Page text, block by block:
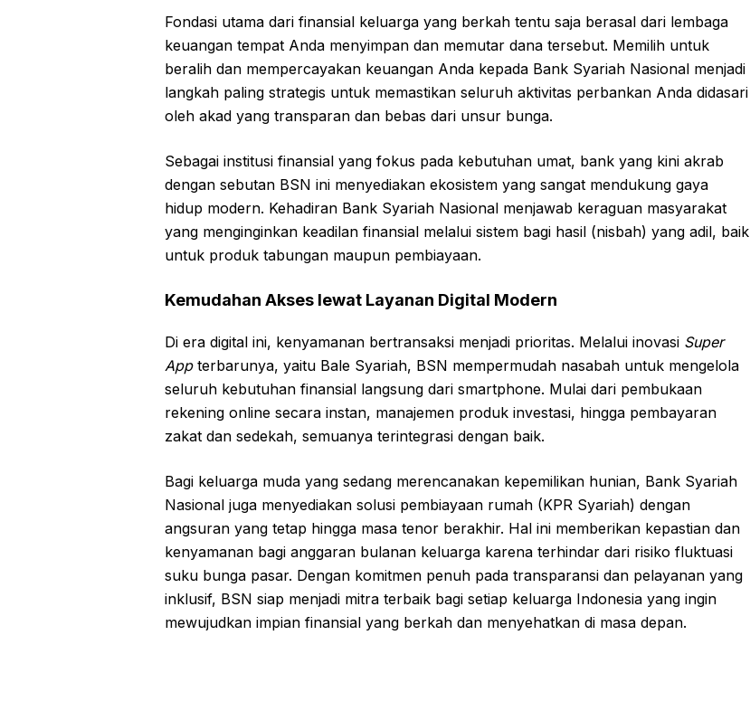
Fondasi utama dari finansial keluarga yang berkah tentu saja berasal dari lembaga
keuangan tempat Anda menyimpan dan memutar dana tersebut. Memilih untuk
beralih dan mempercayakan keuangan Anda kepada Bank Syariah Nasional menjadi
langkah paling strategis untuk memastikan seluruh aktivitas perbankan Anda didasari
oleh akad yang transparan dan bebas dari unsur bunga.
Sebagai institusi finansial yang fokus pada kebutuhan umat, bank yang kini akrab
dengan sebutan BSN ini menyediakan ekosistem yang sangat mendukung gaya
hidup modern. Kehadiran Bank Syariah Nasional menjawab keraguan masyarakat
yang menginginkan keadilan finansial melalui sistem bagi hasil (nisbah) yang adil, baik
untuk produk tabungan maupun pembiayaan.
Kemudahan Akses lewat Layanan Digital Modern
Di era digital ini, kenyamanan bertransaksi menjadi prioritas. Melalui inovasi Super
Appterbarunya, yaitu Bale Syariah, BSN mempermudah nasabah untuk mengelola
seluruh kebutuhan finansial langsung dari smartphone. Mulai dari pembukaan
rekening online secara instan, manajemen produk investasi, hingga pembayaran
zakat dan sedekah, semuanya terintegrasi dengan baik.
Bagi keluarga muda yang sedang merencanakan kepemilikan hunian, Bank Syariah
Nasional juga menyediakan solusi pembiayaan rumah (KPR Syariah) dengan
angsuran yang tetap hingga masa tenor berakhir. Hal ini memberikan kepastian dan
kenyamanan bagi anggaran bulanan keluarga karena terhindar dari risiko fluktuasi
suku bunga pasar. Dengan komitmen penuh pada transparansi dan pelayanan yang
inklusif, BSN siap menjadi mitra terbaik bagi setiap keluarga Indonesia yang ingin
mewujudkan impian finansial yang berkah dan menyehatkan di masa depan.